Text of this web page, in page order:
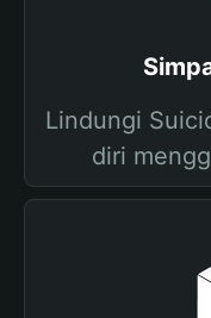
Lindungi
diri